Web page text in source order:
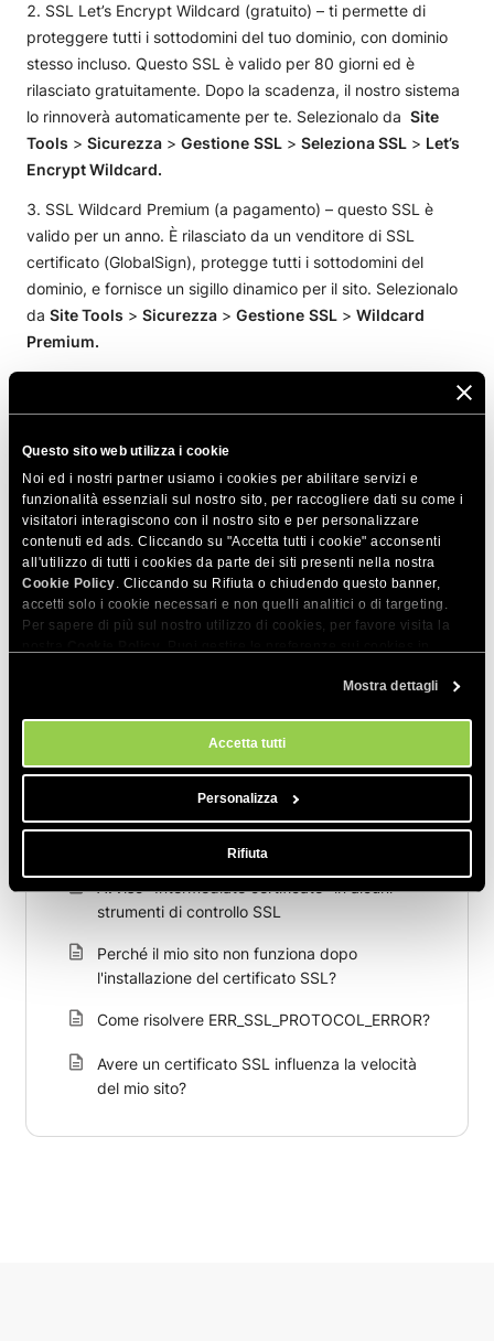
Questo sito web utilizza i cookie
Noi ed i nostri partner usiamo i cookies per abilitare servizi e
funzionalità essenziali sul nostro sito, per raccogliere dati su come i
visitatori interagiscono con il nostro sito e per personalizzare
contenuti ed ads. Cliccando su "Accetta tutti i cookie" acconsenti
all'utilizzo di tutti i cookies da parte dei siti presenti nella nostra
Cookie Policy. Cliccando su Rifiuta o chiudendo questo banner,
accetti solo i cookie necessari e non quelli analitici o di targeting.
Per sapere di più sul nostro utilizzo di cookies, per favore visita la
Mostra dettagli
Accetta tutti
Personalizza
Rifiuta
SSL Let’s Encrypt Wildcard (gratuito) – ti permette di
proteggere tutti i sottodomini del tuo dominio, con dominio
stesso incluso. Questo SSL è valido per 80 giorni ed è
rilasciato gratuitamente. Dopo la scadenza, il nostro sistema
lo rinnoverà automaticamente per te. Selezionalo da Site
Tools > Sicurezza > Gestione SSL > Seleziona SSL > Let’s
Encrypt Wildcard.
SSL Wildcard Premium (a pagamento) – questo SSL è
valido per un anno. È rilasciato da un venditore di SSL
certificato (GlobalSign), protegge tutti i sottodomini del
dominio, e fornisce un sigillo dinamico per il sito. Selezionalo
da Site Tools > Sicurezza > Gestione SSL > Wildcard
Premium.
episodio del nostro podcast.
CONDIVIDI QUESTO ARTICOLO
AlphaSSL a R6
Che cos'è un certificato SSL e come
correggere gli errori SSL?
Avviso "Intermediate certificate" in alcuni
strumenti di controllo SSL
Perché il mio sito non funziona dopo
l'installazione del certificato SSL?
Come risolvere ERR_SSL_PROTOCOL_ERROR?
Avere un certificato SSL influenza la velocità
del mio sito?